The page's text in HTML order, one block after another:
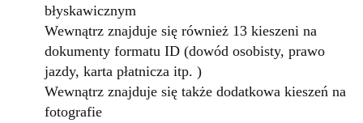
błyskawicznym
Wewnątrz znajduje się również 13 kieszeni na
dokumenty formatu ID (dowód osobisty, prawo
jazdy, karta płatnicza itp. )
Wewnątrz znajduje się także dodatkowa kieszeń na
fotografie